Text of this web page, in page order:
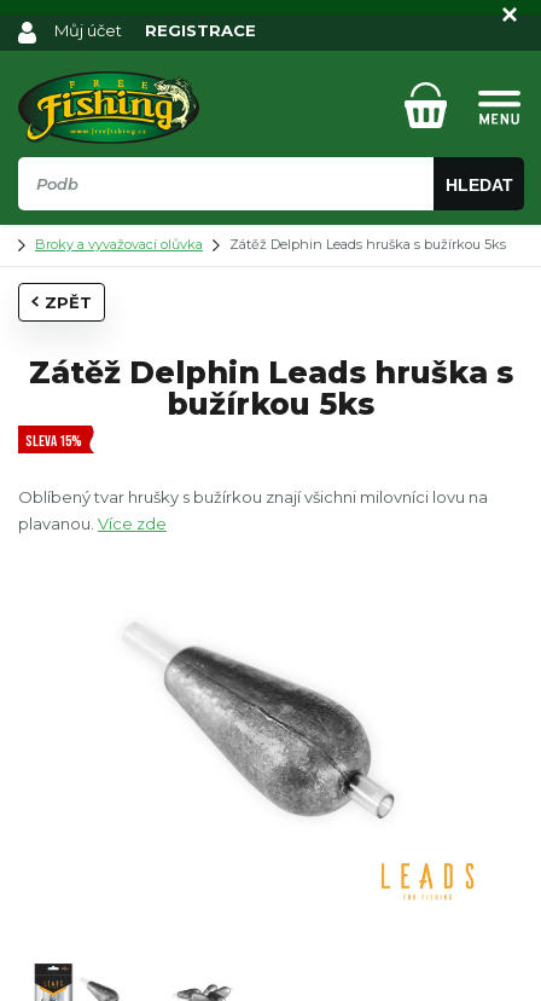
HLEDAT
Můj účet REGISTRACE
Broky a vyvažovací olůvka Zátěž Delphin Leads hruška s bužírkou 5ks
ZPĚT
Zátěž Delphin Leads hruška s
bužírkou 5ks
SLEVA 15%
Oblíbený tvar hrušky s bužírkou znají všichni milovníci lovu na
plavanou. Více zde